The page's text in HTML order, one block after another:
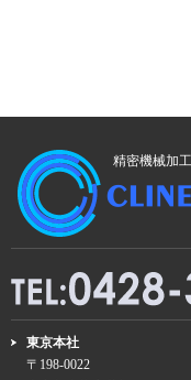
精密機械加
東京本社
〒198-0022